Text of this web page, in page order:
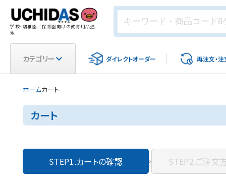
学校・幼稚園／保育園向けの教育用品通
販
カテゴリー ダイレクトオーダー 再注文・注
ホームカート
カート
STEP1.カートの確認 STEP2.ご注文